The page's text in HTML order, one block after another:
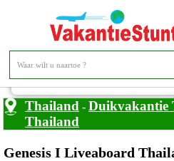
Genesis I
Bestemming: Duikvakantie
Thailand - Duikvakantie
Thailand
Genesis I Liveaboard